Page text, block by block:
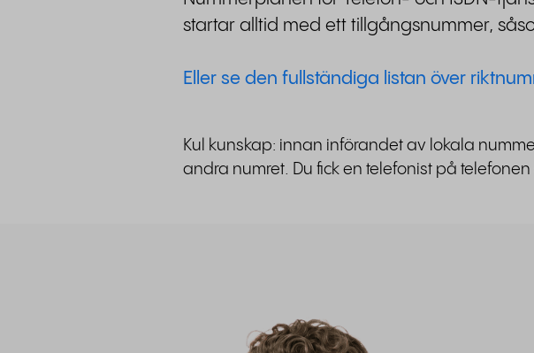
startar alltid med ett tillgångsnummer,
Eller se den fullständiga listan över
Kul kunskap: innan införandet av lokala
andra numret. Du fick en telefonist på